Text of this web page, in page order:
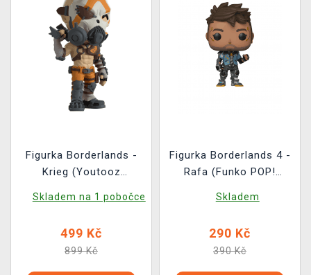
Figurka Borderlands -
Krieg (Youtooz
Skladem na 1 pobočce
499 Kč
899 Kč
Figurka Borderlands 4 -
Rafa (Funko POP!
Skladem
290 Kč
390 Kč